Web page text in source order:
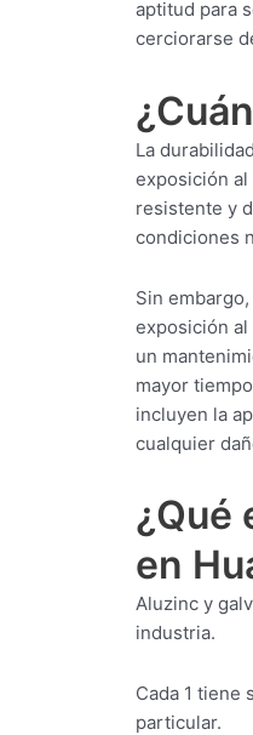
aptitud para
cerciorarse
La
exposición
resistente y
condiciones
Sin
exposición
un
mayor
incluyen la
cualquier
¿Qué
en
Aluzinc y
industria.
Cada 1 tiene
particular.